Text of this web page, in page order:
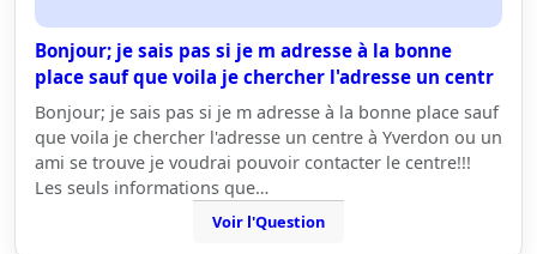
Bonjour; je sais pas si je m adresse à la bonne
place sauf que voila je chercher l'adresse un centr
Bonjour; je sais pas si je m adresse à la bonne place sauf
que voila je chercher l'adresse un centre à Yverdon ou un
ami se trouve je voudrai pouvoir contacter le centre!!!
Les seuls informations que…
Voir l'Question